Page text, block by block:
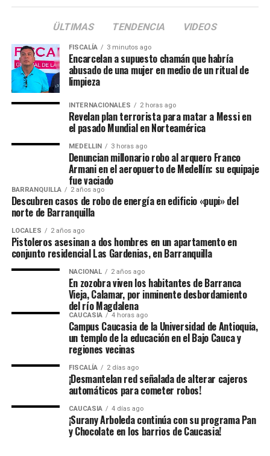
ÜLTIMAS TENDENCIA VIDEOS
FISCALÍA 3 minutos ago
Encarcelan a supuesto chamán que habría
abusado de una mujer en medio de un ritual de
limpieza
INTERNACIONALES 2 horas ago
Revelan plan terrorista para matar a Messi en
el pasado Mundial en Norteamérica
MEDELLIN 3 horas ago
Denuncian millonario robo al arquero Franco
Armani en el aeropuerto de Medellín: su equipaje
fue vaciado
BARRANQUILLA 2 años ago
Descubren casos de robo de energía en edificio «pupi» del
norte de Barranquilla
LOCALES 2 años ago
Pistoleros asesinan a dos hombres en un apartamento en
conjunto residencial Las Gardenias, en Barranquilla
NACIONAL 2 años ago
En zozobra viven los habitantes de Barranca
Vieja, Calamar, por inminente desbordamiento
del río Magdalena
CAUCASIA 4 horas ago
Campus Caucasia de la Universidad de Antioquia,
un templo de la educación en el Bajo Cauca y
regiones vecinas
FISCALÍA 2 días ago
¡Desmantelan red señalada de alterar cajeros
automáticos para cometer robos!
CAUCASIA 4 días ago
¡Surany Arboleda continúa con su programa Pan
y Chocolate en los barrios de Caucasia!